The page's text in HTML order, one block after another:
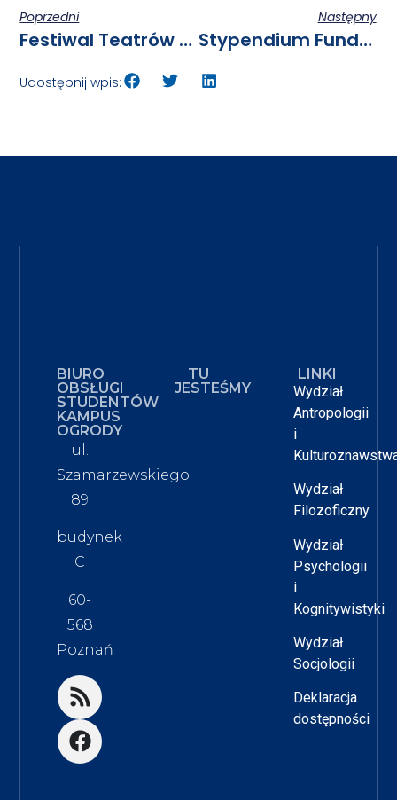
Poprzedni
Festiwal Teatrów Podwórkowych W Bibliotece Uniwersyteckiej W Poznaniu
Następny
Stypendium Fundacji Jeden Uniwersytet – 10 000 Zł Na Twój Projekt!
Udostępnij wpis:
BIURO
OBSŁUGI
STUDENTÓW
KAMPUS
OGRODY
ul.
Szamarzewskiego
89
budynek
C
60-
568
Poznań
TU
JESTEŚMY
LINKI
Wydział
Antropologii
i
Wydział
Filozoficzny
Wydział
Psychologii
i
Kognitywistyki
Wydział
Socjologii
Deklaracja
dostępności